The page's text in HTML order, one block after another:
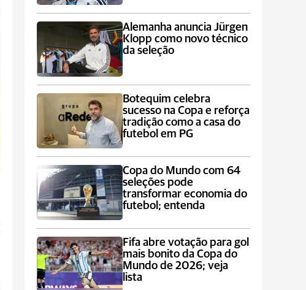
Alemanha anuncia Jürgen
Klopp como novo técnico
da seleção
Botequim celebra
sucesso na Copa e reforça
tradição como a casa do
futebol em PG
Copa do Mundo com 64
seleções pode
transformar economia do
futebol; entenda
Fifa abre votação para gol
mais bonito da Copa do
Mundo de 2026; veja
lista